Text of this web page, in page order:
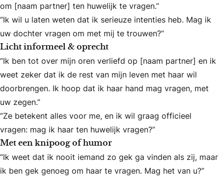
om [naam partner] ten huwelijk te vragen.”
“Ik wil u laten weten dat ik serieuze intenties heb. Mag ik
uw dochter vragen om met mij te trouwen?”
Licht informeel & oprecht
“Ik ben tot over mijn oren verliefd op [naam partner] en ik
weet zeker dat ik de rest van mijn leven met haar wil
doorbrengen. Ik hoop dat ik haar hand mag vragen, met
uw zegen.”
“Ze betekent alles voor me, en ik wil graag officieel
vragen: mag ik haar ten huwelijk vragen?”
Met een knipoog of humor
“Ik weet dat ik nooit iemand zo gek ga vinden als zij, maar
ik ben gek genoeg om haar te vragen. Mag het van u?”